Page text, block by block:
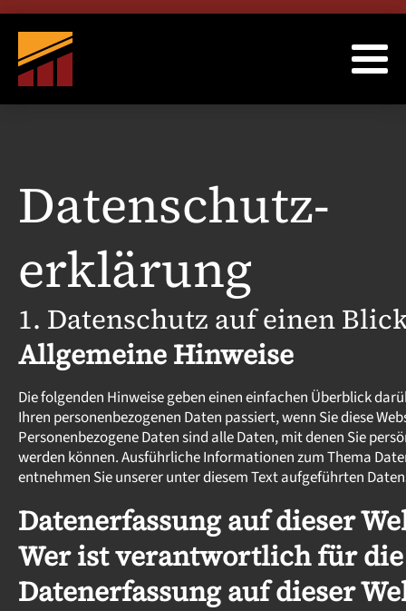
Datenschutz­
erklärung
1. Datenschutz auf einen
Allgemeine Hinweise
Die folgenden Hinweise geben einen einfachen Überblick
Ihren personenbezogenen Daten passiert, wenn Sie diese
Personenbezogene Daten sind alle Daten, mit denen Sie
werden können. Ausführliche Informationen zum Thema
entnehmen Sie unserer unter diesem Text aufgeführten
Datenerfassung auf dieser
Wer ist verantwortlich für die
Datenerfassung auf dieser